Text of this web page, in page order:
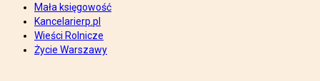
Mała księgowość
Kancelarierp.pl
Wieści Rolnicze
Życie Warszawy